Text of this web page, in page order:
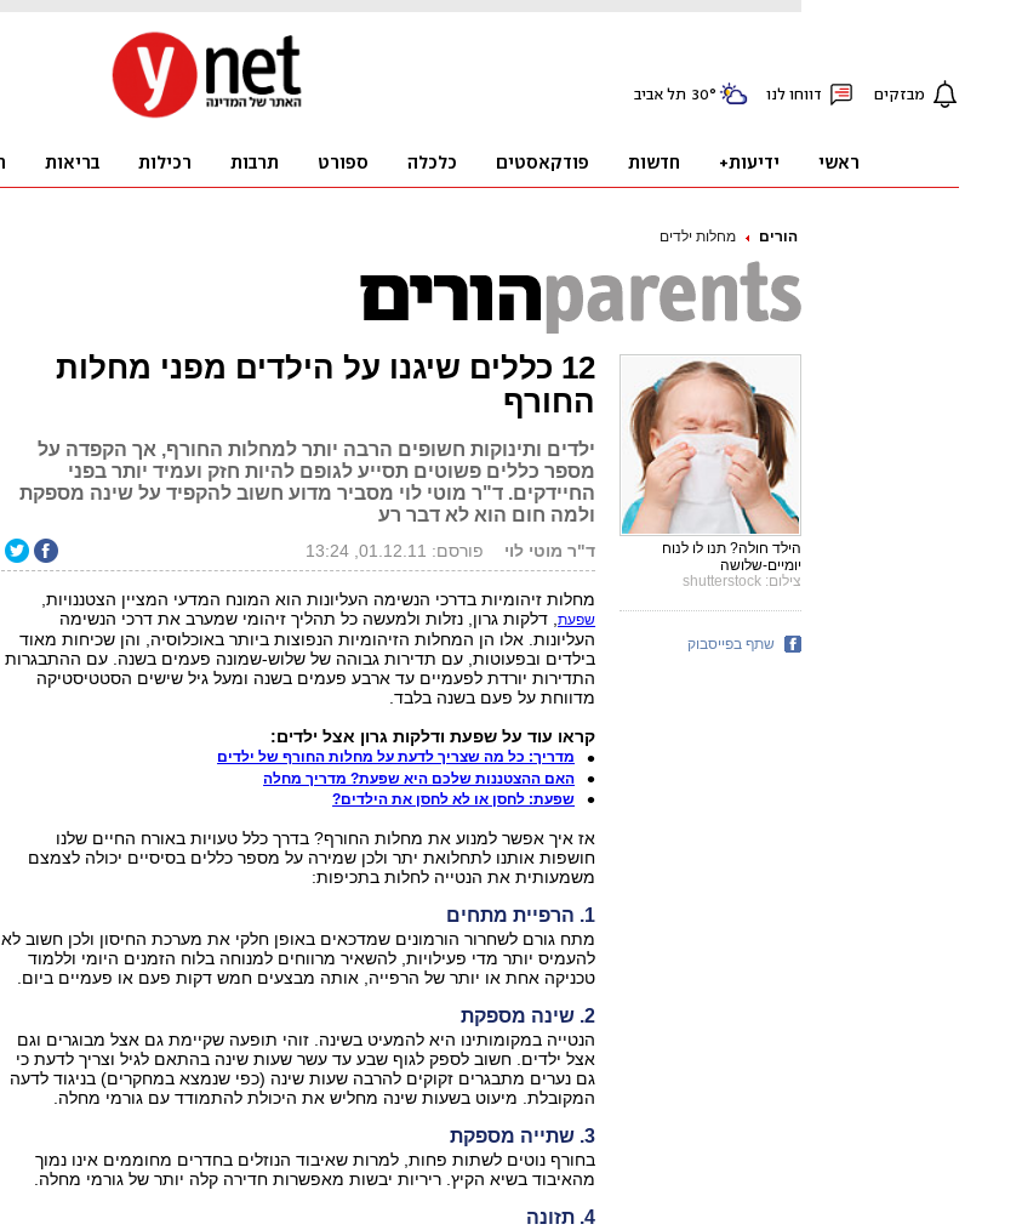
הורים מחלות ילדים
12 כללים שיגנו על הילדים מפני מחלות
החורף
ילדים ותינוקות חשופים הרבה יותר למחלות החורף, אך הקפדה על
מספר כללים פשוטים תסייע לגופם להיות חזק ועמיד יותר בפני
החיידקים. ד"ר מוטי לוי מסביר מדוע חשוב להקפיד על שינה מספקת
ולמה חום הוא לא דבר רע
ד"ר מוטי לוי פורסם: 01.12.11, 13:24
מחלות זיהומיות בדרכי הנשימה העליונות הוא המונח המדעי המציין הצטננויות,
שפעת, דלקות גרון, נזלות ולמעשה כל תהליך זיהומי שמערב את דרכי הנשימה
העליונות. אלו הן המחלות הזיהומיות הנפוצות ביותר באוכלוסיה, והן שכיחות מאוד
בילדים ובפעוטות, עם תדירות גבוהה של שלוש-שמונה פעמים בשנה. עם ההתבגרות
התדירות יורדת לפעמיים עד ארבע פעמים בשנה ומעל גיל שישים הסטטיסטיקה
מדווחת על פעם בשנה בלבד.
קראו עוד על שפעת ודלקות גרון אצל ילדים:
מדריך: כל מה שצריך לדעת על מחלות החורף של ילדים
האם ההצטננות שלכם היא שפעת? מדריך מחלה
שפעת: לחסן או לא לחסן את הילדים?
אז איך אפשר למנוע את מחלות החורף? בדרך כלל טעויות באורח החיים שלנו
חושפות אותנו לתחלואת יתר ולכן שמירה על מספר כללים בסיסיים יכולה לצמצם
משמעותית את הנטייה לחלות בתכיפות:
1. הרפיית מתחים
מתח גורם לשחרור הורמונים שמדכאים באופן חלקי את מערכת החיסון ולכן חשוב לא
להעמיס יותר מדי פעילויות, להשאיר מרווחים למנוחה בלוח הזמנים היומי וללמוד
טכניקה אחת או יותר של הרפייה, אותה מבצעים חמש דקות פעם או פעמיים ביום.
2. שינה מספקת
הנטייה במקומותינו היא להמעיט בשינה. זוהי תופעה שקיימת גם אצל מבוגרים וגם
אצל ילדים. חשוב לספק לגוף שבע עד עשר שעות שינה בהתאם לגיל וצריך לדעת כי
גם נערים מתבגרים זקוקים להרבה שעות שינה (כפי שנמצא במחקרים) בניגוד לדעה
המקובלת. מיעוט בשעות שינה מחליש את היכולת להתמודד עם גורמי מחלה.
3. שתייה מספקת
בחורף נוטים לשתות פחות, למרות שאיבוד הנוזלים בחדרים מחוממים אינו נמוך
מהאיבוד בשיא הקיץ. ריריות יבשות מאפשרות חדירה קלה יותר של גורמי מחלה.
4. תזונה
הילד חולה? תנו לו לנוח
יומיים-שלושה
צילום: shutterstock
שתף בפייסבוק